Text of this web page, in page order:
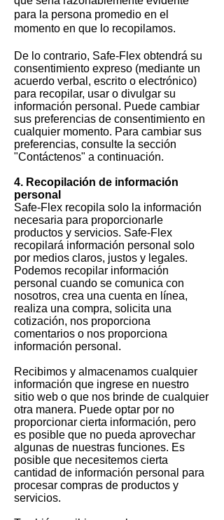
para la persona promedio en el
momento en que lo recopilamos.
De lo contrario, Safe-Flex obtendrá su
consentimiento expreso (mediante un
acuerdo verbal, escrito o electrónico)
para recopilar, usar o divulgar su
información personal. Puede cambiar
sus preferencias de consentimiento en
cualquier momento. Para cambiar sus
preferencias, consulte la sección
"Contáctenos" a continuación.
4. Recopilación de información
personal
Safe-Flex recopila solo la información
necesaria para proporcionarle
productos y servicios. Safe-Flex
recopilará información personal solo
por medios claros, justos y legales.
Podemos recopilar información
personal cuando se comunica con
nosotros, crea una cuenta en línea,
realiza una compra, solicita una
cotización, nos proporciona
comentarios o nos proporciona
información personal.
Recibimos y almacenamos cualquier
información que ingrese en nuestro
sitio web o que nos brinde de cualquier
otra manera. Puede optar por no
proporcionar cierta información, pero
es posible que no pueda aprovechar
algunas de nuestras funciones. Es
posible que necesitemos cierta
cantidad de información personal para
procesar compras de productos y
servicios.